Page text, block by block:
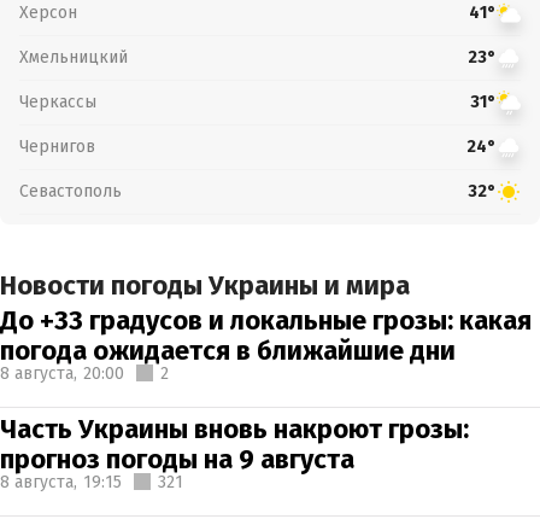
Херсон 41°
Хмельницкий 23°
Черкассы 31°
Чернигов 24°
Севастополь 32°
Новости погоды Украины и мира
До +33 градусов и локальные грозы: какая
погода ожидается в ближайшие дни
8 августа, 20:00 2
Часть Украины вновь накроют грозы:
прогноз погоды на 9 августа
8 августа, 19:15 321